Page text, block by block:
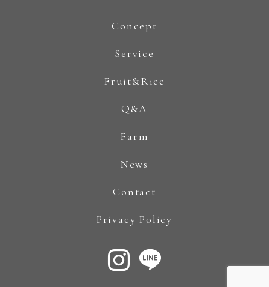
Concept
Service
Fruit&Rice
Q&A
Farm
News
Contact
Privacy Policy